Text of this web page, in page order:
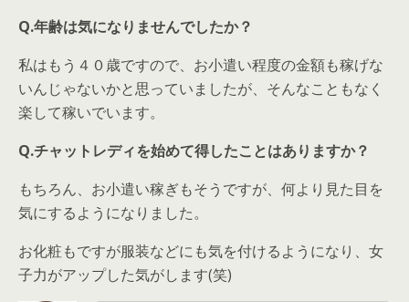
Q.年齢は気になりませんでしたか？
私はもう４０歳ですので、お小遣い程度の金額も稼げな
いんじゃないかと思っていましたが、そんなこともなく
楽して稼いでいます。
Q.チャットレディを始めて得したことはありますか？
もちろん、お小遣い稼ぎもそうですが、何より見た目を
気にするようになりました。
お化粧もですが服装などにも気を付けるようになり、女
子力がアップした気がします(笑)